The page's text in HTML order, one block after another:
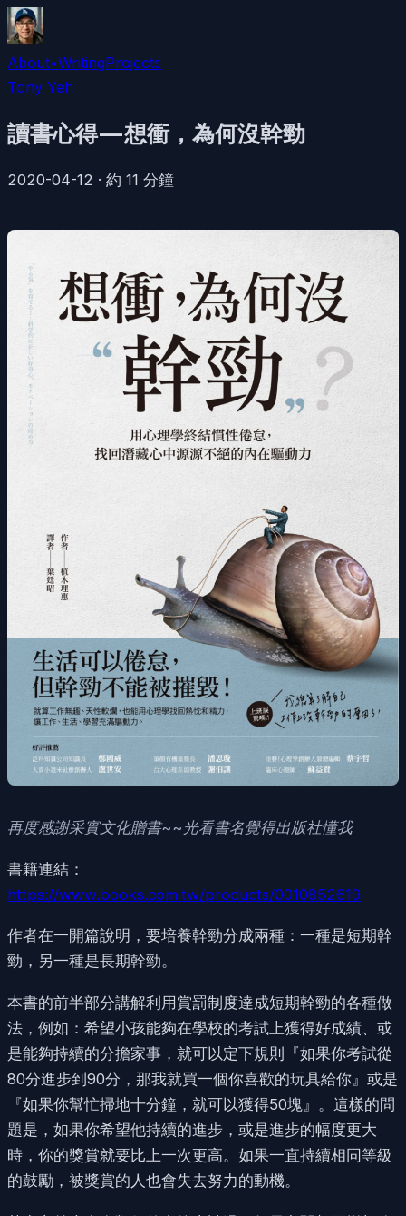
About•WritingProjects
Tony Yeh
讀書心得 — 想衝，為何沒幹勁
2020-04-12 · 約 11 分鐘
再度感謝采實文化贈書~~光看書名覺得出版社懂我
書籍連結：
https://www.books.com.tw/products/0010852619
作者在一開篇說明，要培養幹勁分成兩種：一種是短期幹
勁，另一種是長期幹勁。
本書的前半部分講解利用賞罰制度達成短期幹勁的各種做
法，例如：希望小孩能夠在學校的考試上獲得好成績、或
是能夠持續的分擔家事，就可以定下規則『如果你考試從
80分進步到90分，那我就買一個你喜歡的玩具給你』或是
『如果你幫忙掃地十分鐘，就可以獲得50塊』。這樣的問
題是，如果你希望他持續的進步，或是進步的幅度更大
時，你的獎賞就要比上一次更高。如果一直持續相同等級
的鼓勵，被獎賞的人也會失去努力的動機。